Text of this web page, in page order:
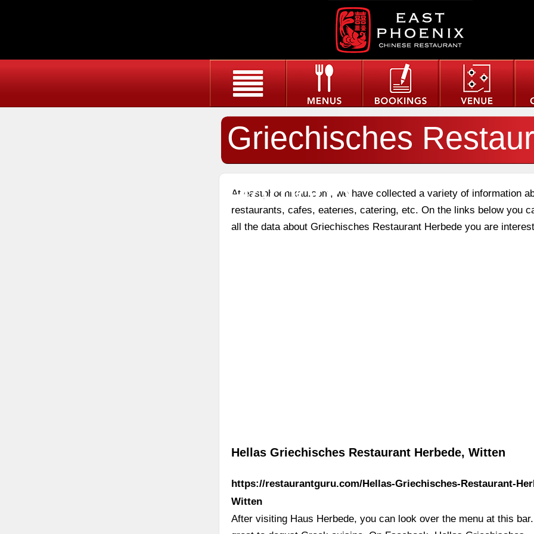
Griechisches
Herbede
At eastphoenixau.com, we have collected a variety of information
restaurants, cafes, eateries, catering, etc. On the links below you
all the data about Griechisches Restaurant Herbede you are
Hellas Griechisches Restaurant Herbede, Witten
https://restaurantguru.com/Hellas-Griechisches-Restaurant-
Witten
After visiting Haus Herbede, you can look over the menu at this